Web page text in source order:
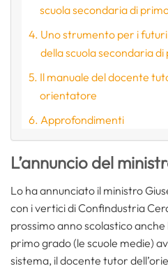
scuola secondaria di
Uno strumento per i
della scuola secondaria
Il manuale del docente
orientatore
Approfondimenti
L’annuncio del
Lo ha annunciato il ministro
con i vertici di Confindustria
prossimo anno scolastico
primo grado (le scuole medie)
sistema, il docente tutor